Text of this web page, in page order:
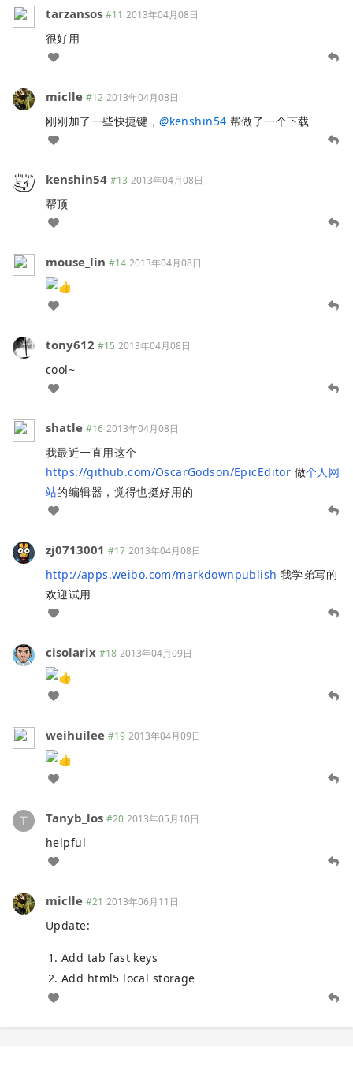
tarzansos #11 2013年04月08日
很好用
miclle #12 2013年04月08日
刚刚加了一些快捷键，@kenshin54 帮做了一个下载
kenshin54 #13 2013年04月08日
帮顶
mouse_lin #14 2013年04月08日
tony612 #15 2013年04月08日
cool~
shatle #16 2013年04月08日
我最近一直用这个
https://github.com/OscarGodson/EpicEditor 做个人网
站的编辑器，觉得也挺好用的
zj0713001 #17 2013年04月08日
http://apps.weibo.com/markdownpublish 我学弟写的
欢迎试用
cisolarix #18 2013年04月09日
weihuilee #19 2013年04月09日
Tanyb_los #20 2013年05月10日
helpful
miclle #21 2013年06月11日
Update:
Add tab fast keys
Add html5 local storage